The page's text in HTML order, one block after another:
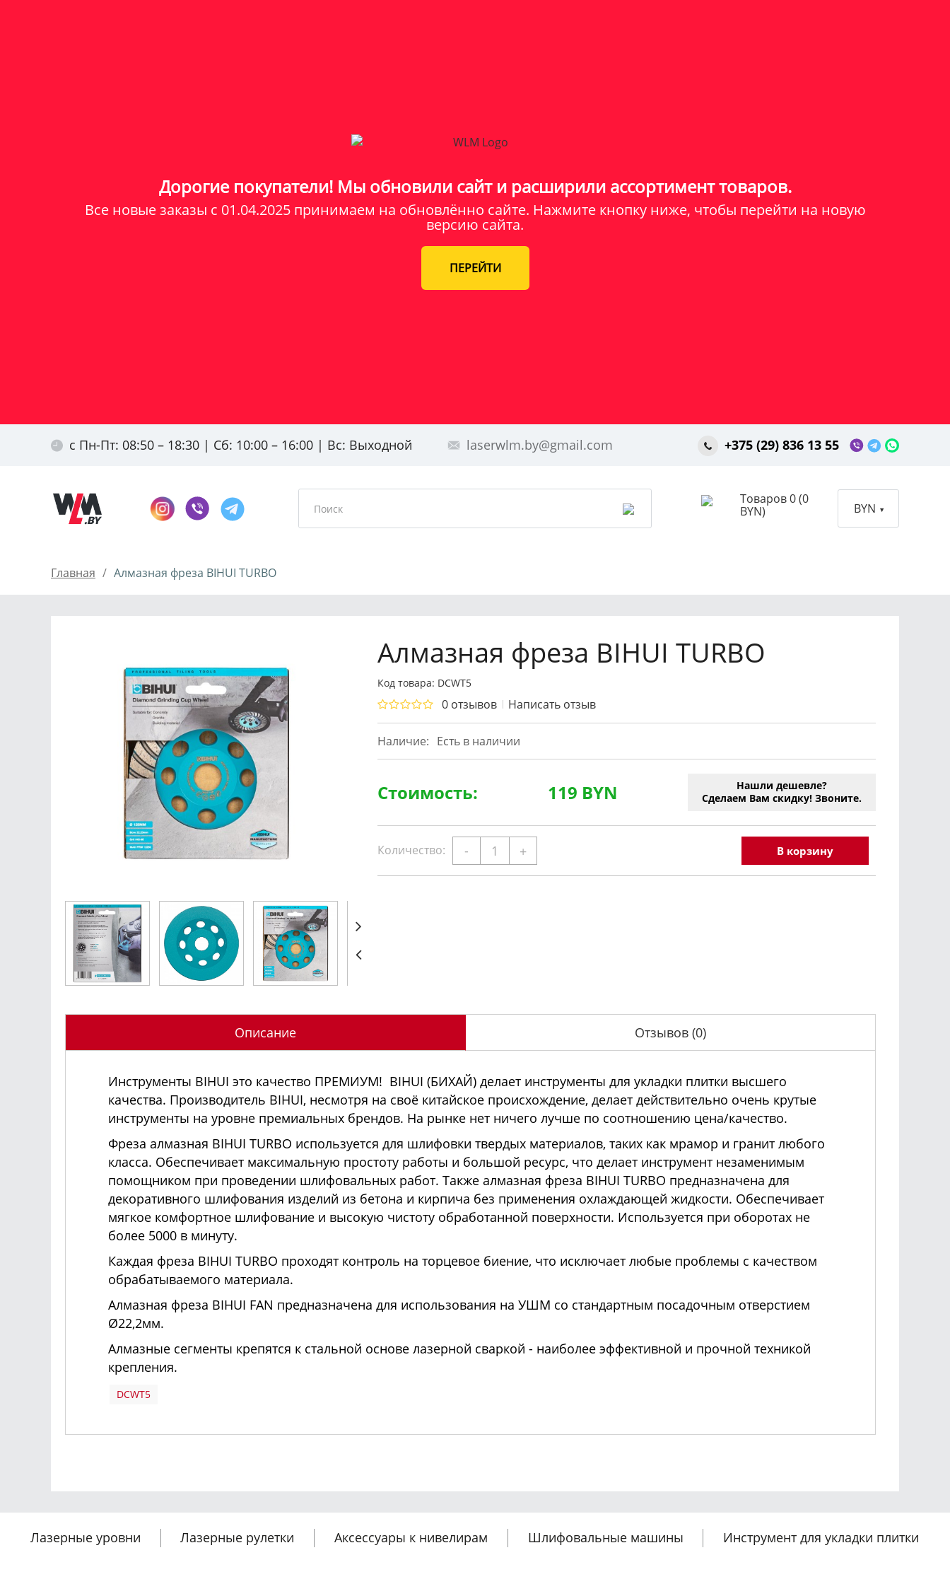
Дорогие покупатели! Мы обновили сайт и расширили ассортимент товаров.
Все новые заказы c 01.04.2025 принимаем на обновлённо сайте. Нажмите кнопку ниже, чтобы перейти на новую
версию сайта.
ПЕРЕЙТИ
с Пн-Пт: 08:50 – 18:30 | Сб: 10:00 – 16:00 | Вс: Выходной laserwlm.by@gmail.com +375 (29) 836 13 55
Товаров 0 (0
BYN)
BYN
Главная Алмазная фреза BIHUI TURBO
Алмазная фреза BIHUI TURBO
Код товара: DCWT5
0 отзывов Написать отзыв
Наличие: Есть в наличии
Стоимость: 119 BYN
Нашли дешевле?
Сделаем Вам скидку! Звоните.
Количество: - + В корзину
Описание Отзывов (0)
Инструменты BIHUI это качество ПРЕМИУМ! BIHUI (БИХАЙ) делает инструменты для укладки плитки высшего
качества. Производитель BIHUI, несмотря на своё китайское происхождение, делает действительно очень крутые
инструменты на уровне премиальных брендов. На рынке нет ничего лучше по соотношению цена/качество.
Фреза алмазная BIHUI TURBO используется для шлифовки твердых материалов, таких как мрамор и гранит любого
класса. Обеспечивает максимальную простоту работы и большой ресурс, что делает инструмент незаменимым
помощником при проведении шлифовальных работ. Также алмазная фреза BIHUI TURBO предназначена для
декоративного шлифования изделий из бетона и кирпича без применения охлаждающей жидкости. Обеспечивает
мягкое комфортное шлифование и высокую чистоту обработанной поверхности. Используется при оборотах не
более 5000 в минуту.
Каждая фреза BIHUI TURBO проходят контроль на торцевое биение, что исключает любые проблемы с качеством
обрабатываемого материала.
Алмазная фреза BIHUI FAN предназначена для использования на УШМ со стандартным посадочным отверстием
Ø22,2мм.
Алмазные сегменты крепятся к стальной основе лазерной сваркой - наиболее эффективной и прочной техникой
крепления.
DCWT5
Лазерные уровни Лазерные рулетки Аксессуары к нивелирам Шлифовальные машины Инструмент для укладки плитки